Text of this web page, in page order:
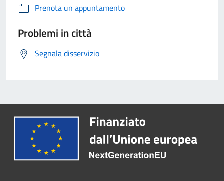
Prenota un appuntamento
Problemi in città
Segnala disservizio